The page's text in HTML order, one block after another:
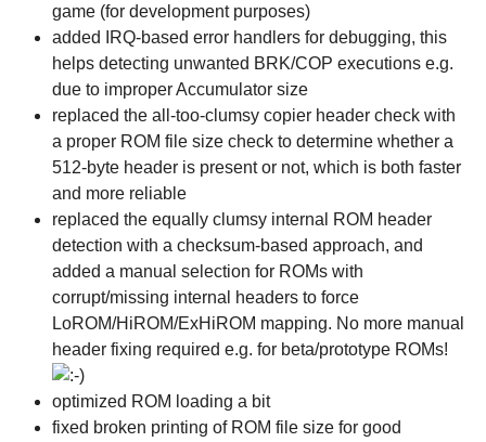
game (for development purposes)
added IRQ-based error handlers for debugging, this
helps detecting unwanted BRK/COP executions e.g.
due to improper Accumulator size
replaced the all-too-clumsy copier header check with
a proper ROM file size check to determine whether a
512-byte header is present or not, which is both faster
and more reliable
replaced the equally clumsy internal ROM header
detection with a checksum-based approach, and
added a manual selection for ROMs with
corrupt/missing internal headers to force
LoROM/HiROM/ExHiROM mapping. No more manual
header fixing required e.g. for beta/prototype ROMs!
optimized ROM loading a bit
fixed broken printing of ROM file size for good